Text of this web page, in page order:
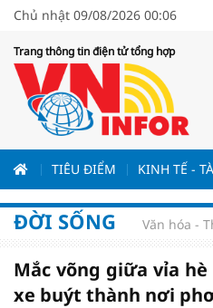
Chủ nhật 09/08/2026 00:06
Trang thông tin điện tử tổng hợp
TIÊU ĐIỂM KINH TẾ -
ĐỜI SỐNG Văn hóa -
Mắc võng giữa vỉa
xe buýt thành nơi